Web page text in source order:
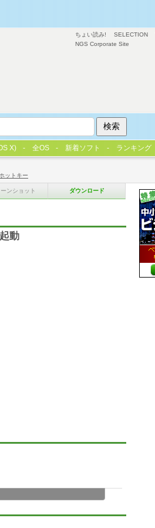
ホットキー
ンショット ダウンロード
動
ちょい読み! SELECTION
NGS Corporate Site
X) 全OS 新着ソフト ランキング